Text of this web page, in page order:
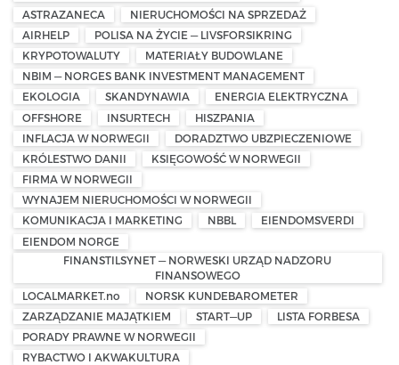
ASTRAZANECA
NIERUCHOMOŚCI NA SPRZEDAŻ
AIRHELP
POLISA NA ŻYCIE — LIVSFORSIKRING
KRYPOTOWALUTY
MATERIAŁY BUDOWLANE
NBIM — NORGES BANK INVESTMENT MANAGEMENT
EKOLOGIA
SKANDYNAWIA
ENERGIA ELEKTRYCZNA
OFFSHORE
INSURTECH
HISZPANIA
INFLACJA W NORWEGII
DORADZTWO UBZPIECZENIOWE
KRÓLESTWO DANII
KSIĘGOWOŚĆ W NORWEGII
FIRMA W NORWEGII
WYNAJEM NIERUCHOMOŚCI W NORWEGII
KOMUNIKACJA I MARKETING
NBBL
EIENDOMSVERDI
EIENDOM NORGE
FINANSTILSYNET — NORWESKI URZĄD NADZORU
FINANSOWEGO
LOCALMARKET.no
NORSK KUNDEBAROMETER
ZARZĄDZANIE MAJĄTKIEM
START—UP
LISTA FORBESA
PORADY PRAWNE W NORWEGII
RYBACTWO I AKWAKULTURA